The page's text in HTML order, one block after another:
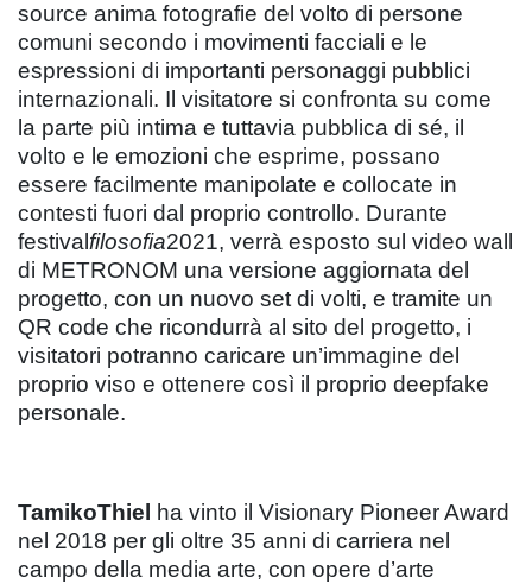
source anima fotografie del volto di persone
comuni secondo i movimenti facciali e le
espressioni di importanti personaggi pubblici
internazionali. Il visitatore si confronta su come
la parte più intima e tuttavia pubblica di sé, il
volto e le emozioni che esprime, possano
essere facilmente manipolate e collocate in
contesti fuori dal proprio controllo. Durante
festivalfilosofia2021, verrà esposto sul video wall
di METRONOM una versione aggiornata del
progetto, con un nuovo set di volti, e tramite un
QR code che ricondurrà al sito del progetto, i
visitatori potranno caricare un’immagine del
proprio viso e ottenere così il proprio deepfake
personale.
TamikoThiel
ha vinto il Visionary Pioneer Award
nel 2018 per gli oltre 35 anni di carriera nel
campo della media arte, con opere d’arte